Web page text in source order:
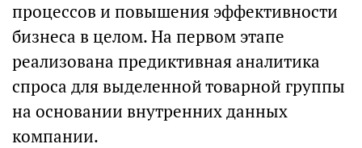
процессов и повышения эффективности
бизнеса в целом. На первом этапе
реализована предиктивная аналитика
спроса для выделенной товарной группы
на основании внутренних данных
компании.